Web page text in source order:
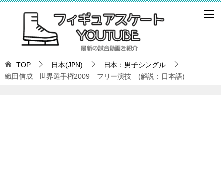
TOP 日本(JPN)
日本：男子シングル
織田信成 世界選手権2009 フリー演技 (解説：日本語)